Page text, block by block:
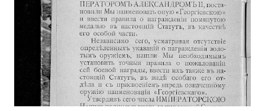
4.11.1914 у д. Янгрот, за убылью из строя всех господ
офицеров, принял на себя командование ротой, сохранил
порядок в роте и отразил ожесточенную атаку противнику.
[II-992, III-8460, IV-5177] 2002 КОБЫЛЕЦКИЙ Лев Орестович
— Л.гв. Московский полк, команда конных разведчиков, ст.
унтер-офицер. За отличие в боях с 6 по 10.11.19...